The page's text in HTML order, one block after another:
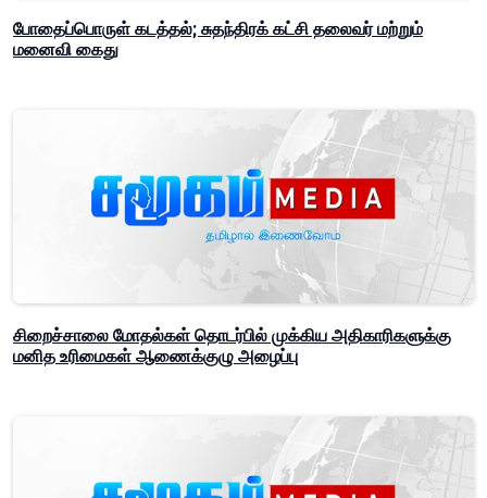
போதைப்பொருள் கடத்தல்; சுதந்திரக் கட்சி தலைவர் மற்றும்
மனைவி கைது
சிறைச்சாலை மோதல்கள் தொடர்பில் முக்கிய அதிகாரிகளுக்கு
மனித உரிமைகள் ஆணைக்குழு அழைப்பு